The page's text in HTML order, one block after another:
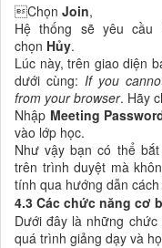
Chọn Join,
Hệ thống sẽ yêu
chọn Hủy.
Lúc này, trên giao diện
dưới cùng: If you
from your browser. Hãy
Nhập Meeting
vào lớp học.
Như vậy bạn có thể
trên trình duyệt mà
tính qua hướng dẫn
4.3 Các chức năng cơ
Dưới đây là những
quá trình giảng dạy và